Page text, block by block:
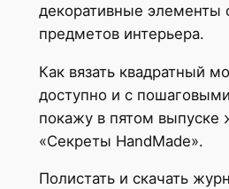
декоративные
предметов интерьера.
Как вязать квадратный
доступно и с
покажу в пятом выпуске
«Секреты HandMade».
Полистать и скачать